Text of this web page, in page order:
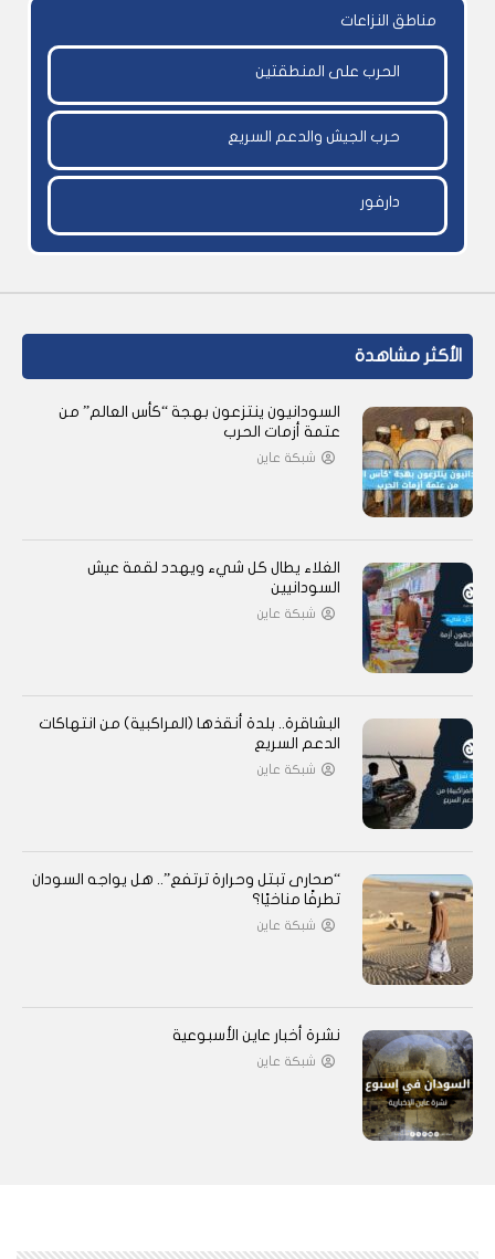
مناطق النزاعات
الحرب على المنطقتين
حرب الجيش والدعم السريع
دارفور
الأكثر مشاهدة
السودانيون ينتزعون بهجة “كأس العالم” من
عتمة أزمات الحرب
شبكة عاين
الغلاء يطال كل شيء ويهدد لقمة عيش
السودانيين
شبكة عاين
البشاقرة.. بلدة أنقذها (المراكبية) من انتهاكات
الدعم السريع
شبكة عاين
“صحارى تبتل وحرارة ترتفع”.. هل يواجه السودان
تطرفًا مناخيًا؟
شبكة عاين
نشرة أخبار عاين الأسبوعية
شبكة عاين